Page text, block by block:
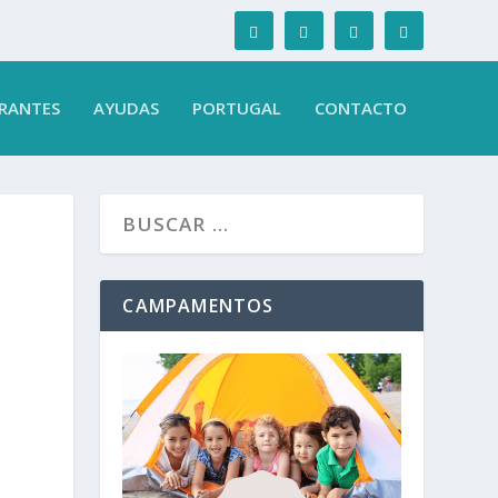
AYUDAS PORTUGAL CONTACTO
CAMPAMENTOS